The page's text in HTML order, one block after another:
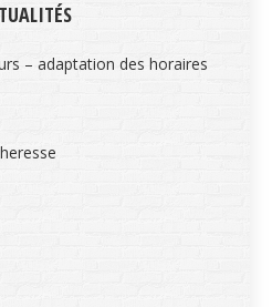
– adaptation des horaires